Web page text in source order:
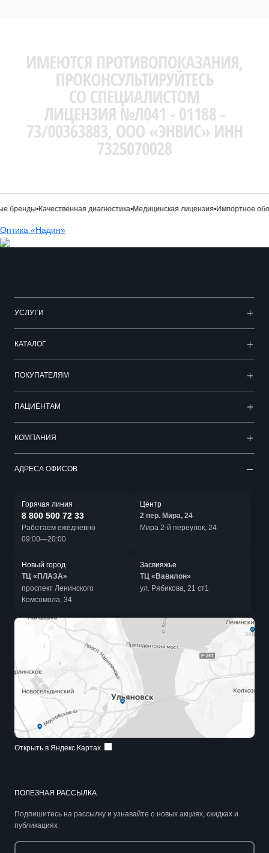
бренды•Качественная диагностика•Медицинская лицензия•Импортное
Оптика «Надин»
ПОЛЕЗНАЯ РАССЫЛКА
Подпишитесь на рассылку и узнавайте о новых акциях, скидках и
публикациях
УСЛУГИ
КАТАЛОГ
ПОКУПАТЕЛЯМ
ПАЦИЕНТАМ
КОМПАНИЯ
АДРЕСА ОФИСОВ
Горячая линия
8 800 500 72 33
Работаем ежедневно
09:00—20:00
Центр
2 пер. Мира, 24
Мира 2-й переулок, 24
Новый город
ТЦ «ПЛАЗА»
проспект Ленинского
Комсомола, 34
Засвияжье
ТЦ «Вавилон»
ул. Рябикова, 21 ст1
Открыть в Яндекс Картах